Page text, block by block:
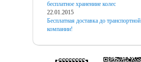
бесплатное хранениие колес
22.01.2015
Бесплатная доставка до транспортной
компании!